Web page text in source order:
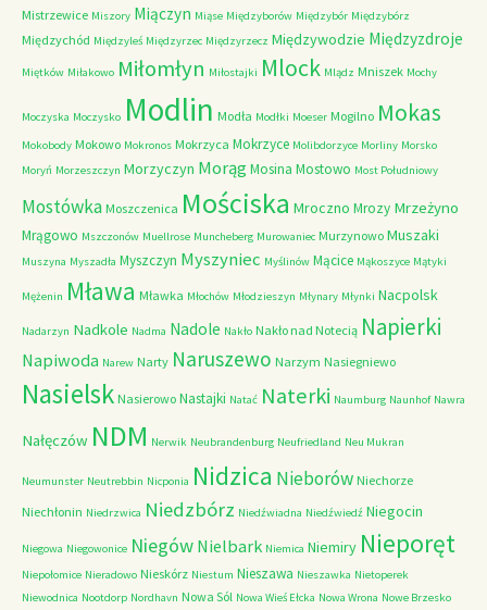
Mistrzewice Miszory Miączyn Miąse Międzyborów Międzybór Międzybórz
Międzychód Międzyleś Międzyrzec Międzyrzecz Międzywodzie Międzyzdroje
Miętków Miłakowo Miłomłyn Miłostajki Mlock Mlądz Mniszek Mochy
Moczyska Moczysko Modlin Modła Modłki Moeser Mogilno Mokas
Mokobody Mokowo Mokronos Mokrzyca Mokrzyce Molibdorzyce Morliny Morsko
Moryń Morzeszczyn Morzyczyn MorągMosina Mostowo Most Południowy
Mostówka Moszczenica Mościska Mroczno Mrozy Mrzeżyno
Mrągowo Mszczonów Muellrose Muncheberg Murowaniec Murzynowo Muszaki
Muszyna Myszadła Myszczyn Myszyniec Myślinów Mącice Mąkoszyce Mątyki
Mężenin Mława Mławka Młochów Młodzieszyn Młynary Młynki Nacpolsk
Nadarzyn Nadkole Nadma Nadole Nakło Nakło nad Notecią Napierki
Napiwoda Narew Narty Naruszewo Narzym Nasiegniewo
Nasielsk Nasierowo Nastajki Natać Naterki Naumburg Naunhof Nawra
Nałęczów NDM Nerwik Neubrandenburg Neufriedland Neu Mukran
Neumunster Neutrebbin Nicponia Nidzica Nieborów Niechorze
Niechłonin Niedrzwica Niedzbórz Niedźwiadna Niedźwiedź Niegocin
Niegowa Niegowonice Niegów Nielbark Niemica Niemiry Nieporęt
Niepołomice Nieradowo Nieskórz Niestum Nieszawa Nieszawka Nietoperek
Niewodnica Nootdorp Nordhavn Nowa Sól Nowa Wieś Ełcka Nowa Wrona Nowe Brzesko